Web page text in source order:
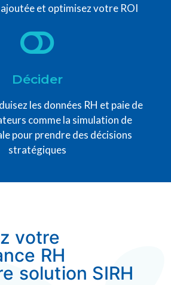
et optimisez votre ROI
Décider
les données RH et paie de
comme la simulation de
pour prendre des décisions
stratégiques
votre
RH
solution SIRH